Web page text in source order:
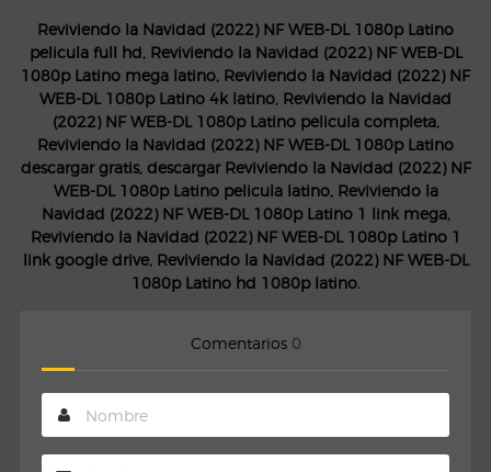
Reviviendo la Navidad (2022) NF WEB-DL 1080p Latino
pelicula full hd, Reviviendo la Navidad (2022) NF WEB-DL
1080p Latino mega latino, Reviviendo la Navidad (2022) NF
WEB-DL 1080p Latino 4k latino, Reviviendo la Navidad
(2022) NF WEB-DL 1080p Latino pelicula completa,
Reviviendo la Navidad (2022) NF WEB-DL 1080p Latino
descargar gratis, descargar Reviviendo la Navidad (2022) NF
WEB-DL 1080p Latino pelicula latino, Reviviendo la
Navidad (2022) NF WEB-DL 1080p Latino 1 link mega,
Reviviendo la Navidad (2022) NF WEB-DL 1080p Latino 1
link google drive, Reviviendo la Navidad (2022) NF WEB-DL
1080p Latino hd 1080p latino.
Comentarios 0